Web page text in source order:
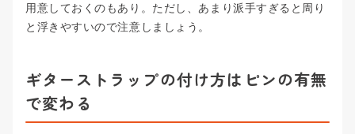
用意しておくのもあり。ただし、あまり派手すぎると周り
と浮きやすいので注意しましょう。
ギターストラップの付け方はピンの有無
で変わる